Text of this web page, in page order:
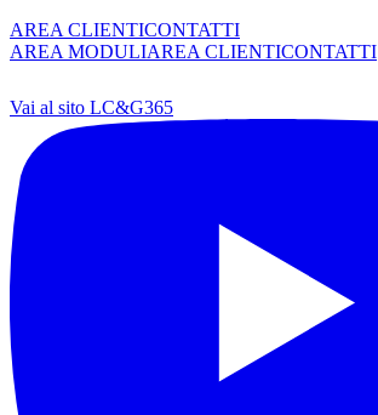
AREA CLIENTICONTATTI
AREA MODULIAREA CLIENTICONTATTI
Vai al sito LC&G365